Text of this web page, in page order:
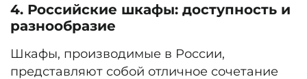
4. Российские шкафы: доступность и
разнообразие
Шкафы, производимые в России,
представляют собой отличное сочетание